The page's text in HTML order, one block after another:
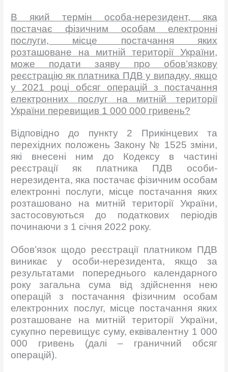
В який термін особа-нерезидент, яка
постачає фізичним особам електронні
послуги, місце постачання яких
розташоване на митній території України,
може подати заяву про обов’язкову
реєстрацію як платника ПДВ у випадку, якщо
у 2021 році обсяг операцій з постачання
електронних послуг на митній території
України перевищив 1 000 000 гривень?
Відповідно до пункту 2 Прикінцевих та
перехідних положень Закону № 1525 зміни,
які внесені ним до Кодексу в частині
реєстрації як платника ПДВ особи-
нерезидента, яка постачає фізичним особам
електронні послуги, місце постачання яких
розташовано на митній території України,
застосовуються до податкових періодів
починаючи з 1 січня 2022 року.
Обов’язок щодо реєстрації платником ПДВ
виникає у особи-нерезидента, якщо за
результатами попереднього календарного
року загальна сума від здійснення нею
операцій з постачання фізичним особам
електронних послуг, місце постачання яких
розташоване на митній території України,
сукупно перевищує суму, еквівалентну 1 000
000 гривень (далі – граничний обсяг
операцій).